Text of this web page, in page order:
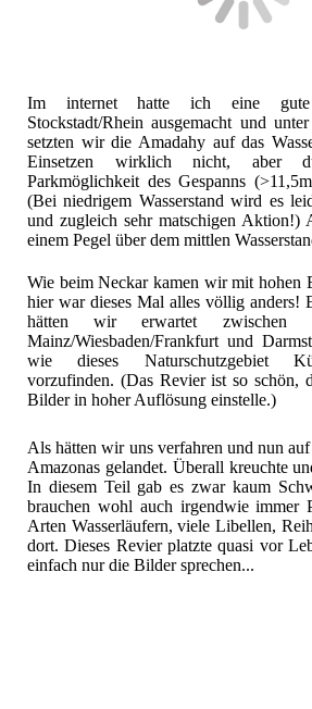
Im internet hatte ich eine gute
Stockstadt/Rhein ausgemacht und
setzten wir die Amadahy auf das
Einsetzen wirklich nicht, aber
Parkmöglichkeit des Gespanns
(Bei niedrigem Wasserstand wird es
und zugleich sehr matschigen Aktion!)
einem Pegel über dem mittlen
Wie beim Neckar kamen wir mit hohen
hier war dieses Mal alles völlig anders!
hätten wir erwartet zwischen
Mainz/Wiesbaden/Frankfurt und
wie dieses Naturschutzgebiet
vorzufinden. (Das Revier ist so schön,
Bilder in hoher Auflösung einstelle.)
Als hätten wir uns verfahren und nun
Amazonas gelandet. Überall kreuchte
In diesem Teil gab es zwar kaum
brauchen wohl auch irgendwie immer
Arten Wasserläufern, viele Libellen,
dort. Dieses Revier platzte quasi vor
einfach nur die Bilder sprechen...